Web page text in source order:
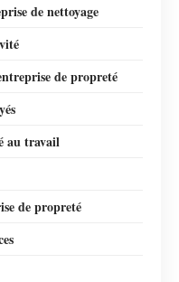
de nettoyage
de propreté
au travail
de propreté